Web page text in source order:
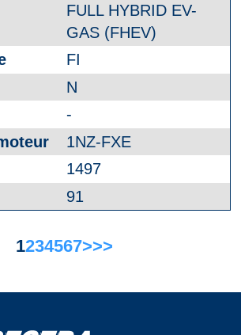
FULL HYBRID EV-
GAS (FHEV)
FI
N
-
1NZ-FXE
1497
91
1234567>>>